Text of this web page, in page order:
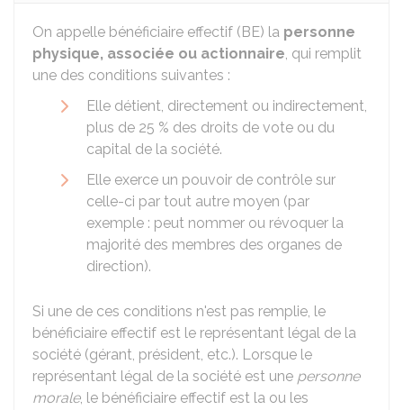
On appelle bénéficiaire effectif (BE) la personne
physique, associée ou actionnaire, qui remplit
une des conditions suivantes :
Elle détient, directement ou indirectement,
plus de 25 % des droits de vote ou du
capital de la société.
Elle exerce un pouvoir de contrôle sur
celle-ci par tout autre moyen (par
exemple : peut nommer ou révoquer la
majorité des membres des organes de
direction).
Si une de ces conditions n'est pas remplie, le
bénéficiaire effectif est le représentant légal de la
société (gérant, président, etc.). Lorsque le
représentant légal de la société est une personne
morale, le bénéficiaire effectif est la ou les